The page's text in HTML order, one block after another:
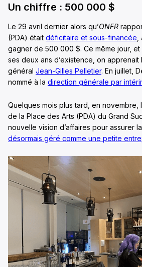
Un chiffre : 500 000 $
Le 29 avril dernier alors qu’ONFR
(PDA) était déficitaire et sous-financée
gagner de 500 000 $. Ce même jour,
ses deux ans d’existence, on
général Jean-Gilles Pelletier. En juillet,
nommé à la direction générale par
Quelques mois plus tard, en novembre,
de la Place des Arts (PDA) du Grand
nouvelle vision d’affaires pour assurer
désormais géré comme une petite